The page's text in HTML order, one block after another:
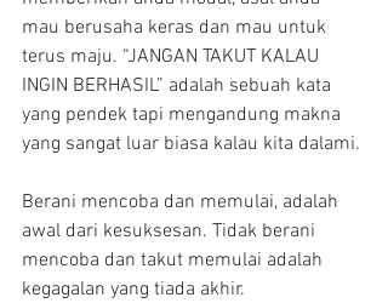
mau berusaha keras dan mau untuk
terus maju. “JANGAN TAKUT KALAU
INGIN BERHASIL” adalah sebuah kata
yang pendek tapi mengandung makna
yang sangat luar biasa kalau kita dalami.
Berani mencoba dan memulai, adalah
awal dari kesuksesan. Tidak berani
mencoba dan takut memulai adalah
kegagalan yang tiada akhir.